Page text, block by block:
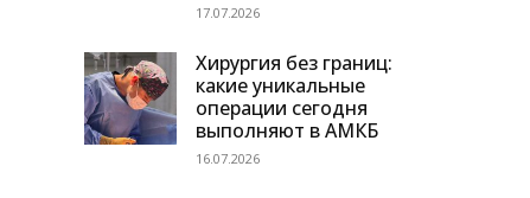
17.07.2026
Хирургия без границ:
какие уникальные
операции сегодня
выполняют в АМКБ
16.07.2026